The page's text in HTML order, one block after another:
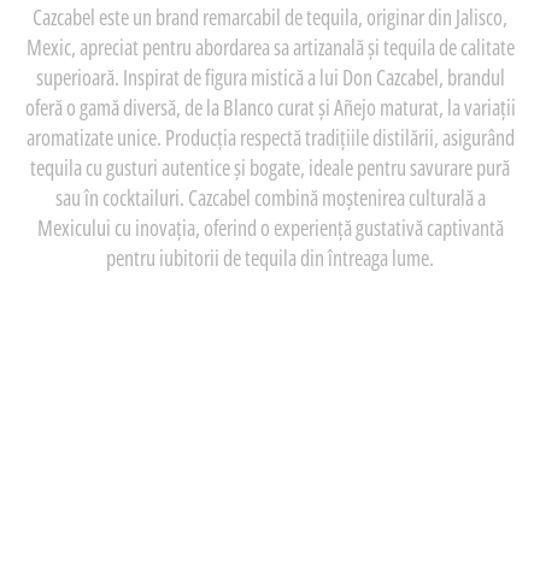
Cazcabel este un brand remarcabil de tequila, originar din Jalisco,
Mexic, apreciat pentru abordarea sa artizanală și tequila de calitate
superioară. Inspirat de figura mistică a lui Don Cazcabel, brandul
oferă o gamă diversă, de la Blanco curat și Añejo maturat, la variații
aromatizate unice. Producția respectă tradițiile distilării, asigurând
tequila cu gusturi autentice și bogate, ideale pentru savurare pură
sau în cocktailuri. Cazcabel combină moștenirea culturală a
Mexicului cu inovația, oferind o experiență gustativă captivantă
pentru iubitorii de tequila din întreaga lume.